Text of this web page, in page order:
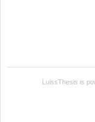
LuissThesis is